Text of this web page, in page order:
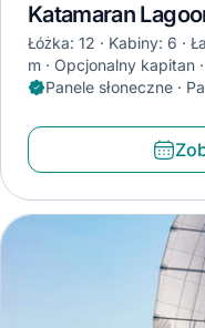
Katamaran
Łóżka: 12 Kabiny: 6
m
Opcjonalny kapitan
Panele słoneczne ·